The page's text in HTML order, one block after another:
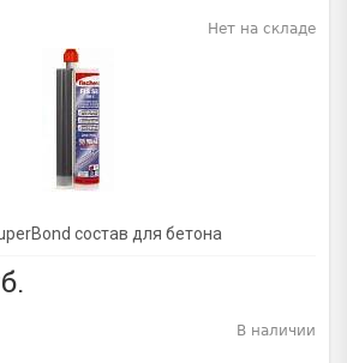
состав для бетона
Нет на складе
В наличии